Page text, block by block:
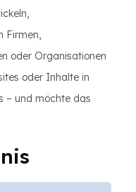
Firmen,
oder Organisationen
oder Inhalte in
– und möchte das